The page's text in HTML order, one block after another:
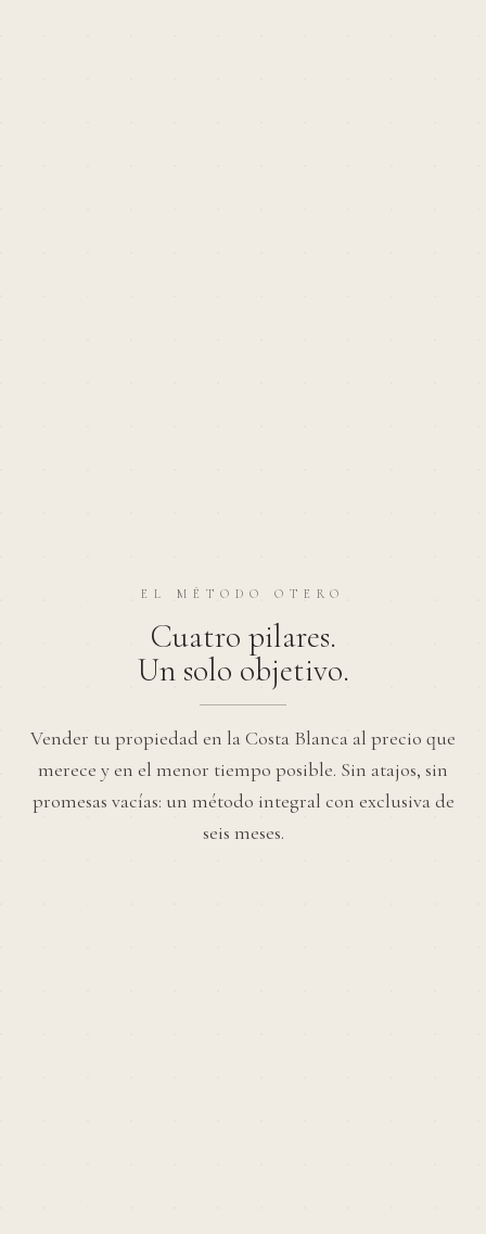
EL MÉTODO OTERO
Cuatro pilares.
Un solo objetivo.
Vender tu propiedad en la Costa Blanca al precio que
merece y en el menor tiempo posible. Sin atajos, sin
promesas vacías: un método integral con exclusiva de
seis meses.